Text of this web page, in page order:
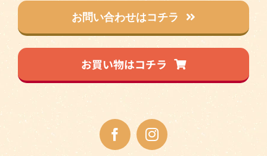
お問い合わせはコチラ
お買い物はコチラ